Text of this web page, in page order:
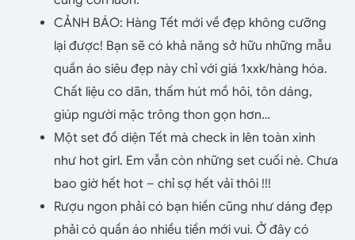
CẢNH BÁO: Hàng Tết mới về đẹp không cưỡng
lại được! Bạn sẽ có khả năng sở hữu những mẫu
quần áo siêu đẹp này chỉ với giá 1xxk/hàng hóa.
Chất liệu co dãn, thấm hút mồ hôi, tôn dáng,
giúp người mặc trông thon gọn hơn…
Một set đồ diện Tết mà check in lên toàn xinh
như hot girl. Em vẫn còn những set cuối nè. Chưa
bao giờ hết hot – chỉ sợ hết vải thôi !!!
Rượu ngon phải có bạn hiền cũng như dáng đẹp
phải có quần áo nhiều tiền mới vui. Ở đây có